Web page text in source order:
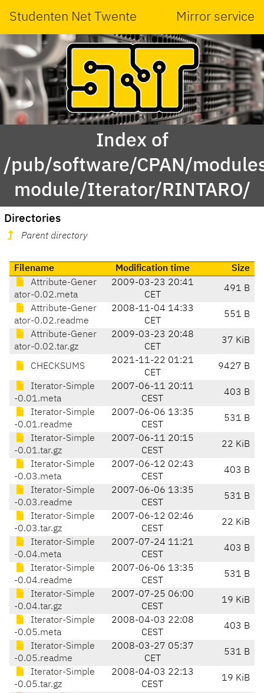
Studenten Net Twente Mirror service
Index of
/pub/software/CPAN/
module/Iterator/RINTARO/
Directories
Parent directory
Filename Modification time
Size
Attribute-Gener
ator-0.02.meta
2009-03-23 20:41
CET
491 B
Attribute-Gener
ator-0.02.readme
2008-11-04 14:33
CET
551 B
Attribute-Gener
ator-0.02.tar.gz
2009-03-23 20:48
CET
37 KiB
CHECKSUMS
2021-11-22 01:21
CET
9427 B
Iterator-Simple
-0.01.meta
2007-06-11 20:11
CEST
403 B
Iterator-Simple
-0.01.readme
2007-06-06 13:35
CEST
531 B
Iterator-Simple
-0.01.tar.gz
2007-06-11 20:15
CEST
22 KiB
Iterator-Simple
-0.03.meta
2007-06-12 02:43
CEST
403 B
Iterator-Simple
-0.03.readme
2007-06-06 13:35
CEST
531 B
Iterator-Simple
-0.03.tar.gz
2007-06-12 02:46
CEST
22 KiB
Iterator-Simple
-0.04.meta
2007-07-24 11:21
CEST
403 B
Iterator-Simple
-0.04.readme
2007-06-06 13:35
CEST
531 B
Iterator-Simple
-0.04.tar.gz
2007-07-25 06:00
CEST
19 KiB
Iterator-Simple
-0.05.meta
2008-04-03 22:08
CEST
403 B
Iterator-Simple
-0.05.readme
2008-03-27 05:37
CET
531 B
Iterator-Simple
-0.05.tar.gz
2008-04-03 22:13
CEST
19 KiB